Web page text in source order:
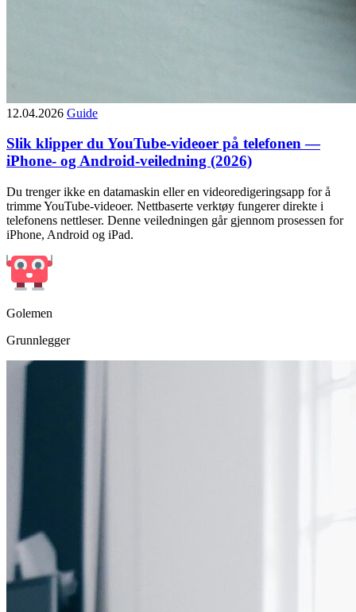
12.04.2026 Guide
Slik klipper du YouTube-videoer på telefonen —
iPhone- og Android-veiledning (2026)
Du trenger ikke en datamaskin eller en videoredigeringsapp for å
trimme YouTube-videoer. Nettbaserte verktøy fungerer direkte i
telefonens nettleser. Denne veiledningen går gjennom prosessen for
iPhone, Android og iPad.
Golemen
Grunnlegger